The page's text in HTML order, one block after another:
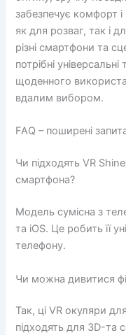
забезпечує комфорт
як для розваг, так і
різні смартфони та
потрібні
щоденного
вдалим вибором.
FAQ – поширені
Чи підходять VR
смартфона?
Модель сумісна з
та iOS. Це робить її
телефону.
Чи можна дивитися
Так, ці VR окуляри
підходять для 3D-та